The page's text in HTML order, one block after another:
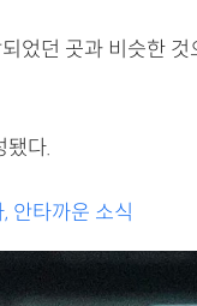
었던 곳과 비슷한 것
됐다.
안타까운 소식